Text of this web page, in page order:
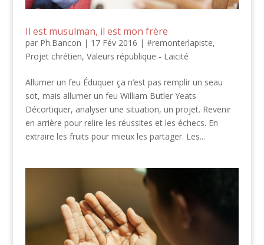
Il est musulman, il est mon frère
par Ph.Bancon | 17 Fév 2016 | #remonterlapiste,
Projet chrétien, Valeurs république - Laicité
Allumer un feu Éduquer ça n’est pas remplir un seau
sot, mais allumer un feu William Butler Yeats
Décortiquer, analyser une situation, un projet. Revenir
en arrière pour relire les réussites et les échecs. En
extraire les fruits pour mieux les partager. Les...